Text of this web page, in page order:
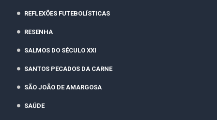
REFLEXÕES FUTEBOLÍSTICAS
RESENHA
SALMOS DO SÉCULO XXI
SANTOS PECADOS DA CARNE
SÃO JOÃO DE AMARGOSA
SAÚDE